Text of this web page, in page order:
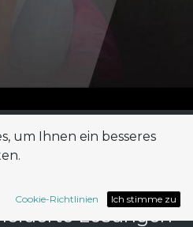
Partner entwickeln
Lösungen
um Ihnen ein besseres
Cookie-Richtlinien Ich stimme zu